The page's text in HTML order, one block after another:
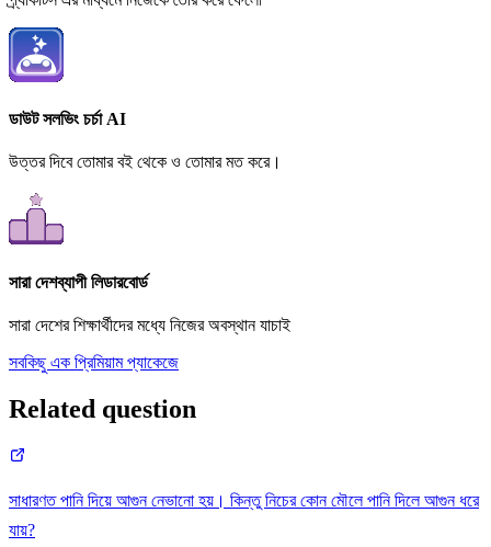
ডাউট সলভিং চর্চা AI
উত্তর দিবে তোমার বই থেকে ও তোমার মত করে।
সারা দেশব্যাপী লিডারবোর্ড
সারা দেশের শিক্ষার্থীদের মধ্যে নিজের অবস্থান যাচাই
সবকিছু এক প্রিমিয়াম প্যাকেজে
Related question
সাধারণত পানি দিয়ে আগুন নেভানাে হয়। কিন্তু নিচের কোন মৌলে পানি দিলে আগুন ধরে
যায়?